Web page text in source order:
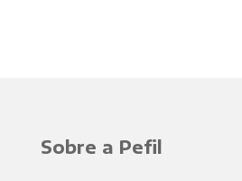
Sobre a Pefil